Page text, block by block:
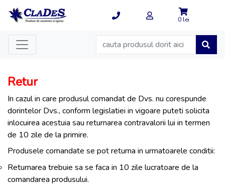
0 lei
Retur
In cazul in care produsul comandat de Dvs. nu corespunde
dorintelor Dvs., conform legislatiei in vigoare puteti solicita
inlocuirea acestuia sau returnarea contravalorii lui in termen
de 10 zile de la primire.
Produsele comandate se pot returna in urmatoarele conditii:
Returnarea trebuie sa se faca in 10 zile lucratoare de la
comandarea produsului.